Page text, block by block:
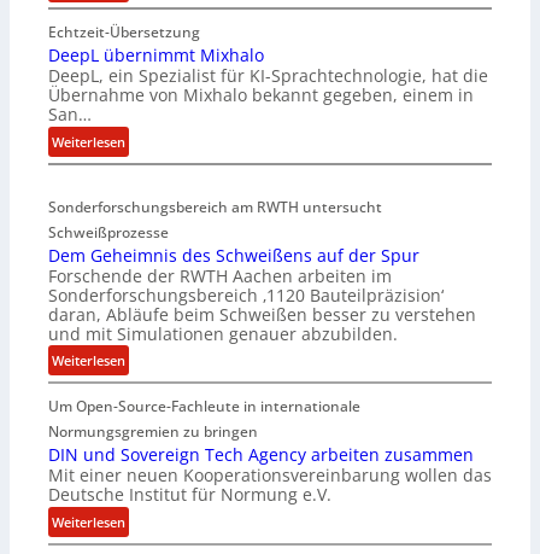
E
v
a
-
M
a
r
i
G
l
e
n
z
w
i
r
d
r
e
a
V
i
Echtzeit-Übersetzung
DeepL übernimmt Mixhalo
DeepL, ein Spezialist für KI-Sprachtechnologie, hat die
Übernahme von Mixhalo bekannt gegeben, einem in
San…
Weiterlesen:
D
e
p
L
ü
b
e
r
n
m
m
t
M
i
x
Sonderforschungsbereich am RWTH untersucht
Schweißprozesse
Dem Geheimnis des Schweißens auf der Spur
Forschende der RWTH Aachen arbeiten im
Sonderforschungsbereich ‚1120 Bauteilpräzision‘
daran, Abläufe beim Schweißen besser zu verstehen
und mit Simulationen genauer abzubilden.
Weiterlesen:
D
e
m
G
e
h
e
i
Um Open-Source-Fachleute in internationale
Normungsgremien zu bringen
DIN und Sovereign Tech Agency arbeiten zusammen
Mit einer neuen Kooperationsvereinbarung wollen das
Deutsche Institut für Normung e.V.
Weiterlesen:
D